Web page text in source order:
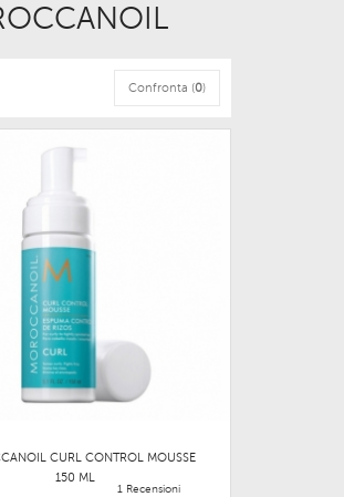
Confronta (0)
CURL CONTROL MOUSSE
150 ML
1 Recensioni